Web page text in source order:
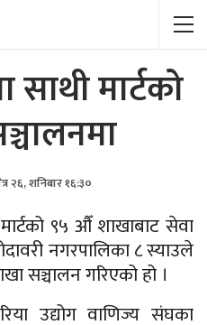
मार्टको
२६, शनिबार १६:३०
९५ औँ शाखाबाट सेवा
नगरपालिका ८ स्याउले
सञ्चालन गरिएको हो ।
उद्योग वाणिज्य संघका